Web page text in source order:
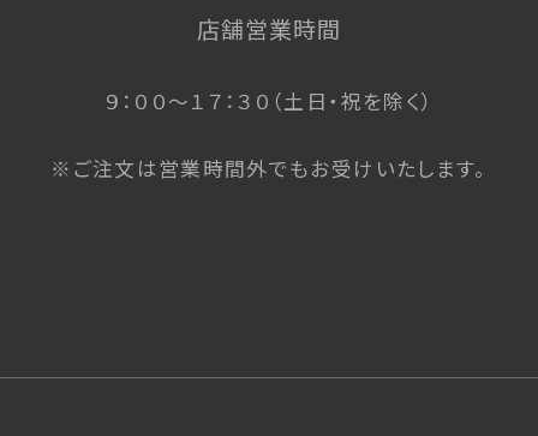
店舗営業時間
９：００〜１７：３０（土日・祝を除く）
※ご注文は営業時間外でもお受けいたします。